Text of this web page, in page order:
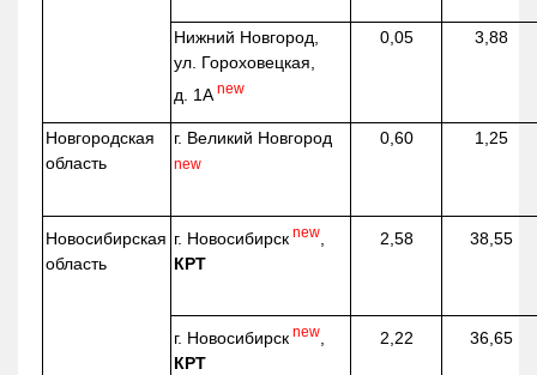
Нижний Новгород,
ул. Гороховецкая,
д. 1А new
0,05 3,88
Новгородская
область
г. Великий Новгород
new
0,60 1,25
Новосибирская
область
г. Новосибирск new
КРТ
2,58 38,55
г. Новосибирск new
КРТ
2,22 36,65